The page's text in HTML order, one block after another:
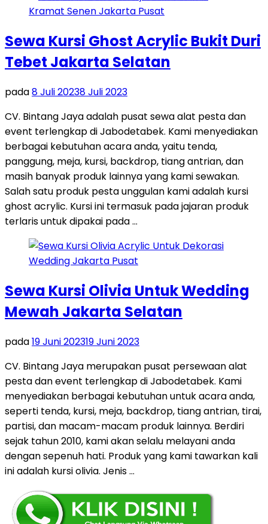
Sewa Kursi Ghost Acrylic Bukit Duri
Tebet Jakarta Selatan
pada8 Juli 20238 Juli 2023
CV. Bintang Jaya adalah pusat sewa alat pesta dan
event terlengkap di Jabodetabek. Kami menyediakan
berbagai kebutuhan acara anda, yaitu tenda,
panggung, meja, kursi, backdrop, tiang antrian, dan
masih banyak produk lainnya yang kami sewakan.
Salah satu produk pesta unggulan kami adalah kursi
ghost acrylic. Kursi ini termasuk pada jajaran produk
terlaris untuk dipakai pada …
Sewa Kursi Olivia Untuk Wedding
Mewah Jakarta Selatan
pada19 Juni 202319 Juni 2023
CV. Bintang Jaya merupakan pusat persewaan alat
pesta dan event terlengkap di Jabodetabek. Kami
menyediakan berbagai kebutuhan untuk acara anda,
seperti tenda, kursi, meja, backdrop, tiang antrian, tirai,
partisi, dan macam-macam produk lainnya. Berdiri
sejak tahun 2010, kami akan selalu melayani anda
dengan sepenuh hati. Produk yang kami tawarkan kali
ini adalah kursi olivia. Jenis …